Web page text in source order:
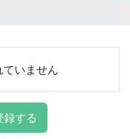
いません